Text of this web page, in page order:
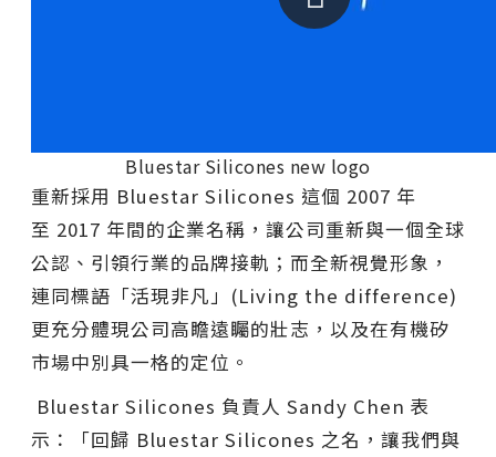
Bluestar Silicones new logo
重新採用 Bluestar Silicones 這個 2007 年
至 2017 年間的企業名稱，讓公司重新與一個全球
公認、引領行業的品牌接軌；而全新視覺形象，
連同標語「活現非凡」(Living the difference)
更充分體現公司高瞻遠矚的壯志，以及在有機矽
市場中別具一格的定位。
Bluestar Silicones 負責人 Sandy Chen 表
示：「回歸 Bluestar Silicones 之名，讓我們與